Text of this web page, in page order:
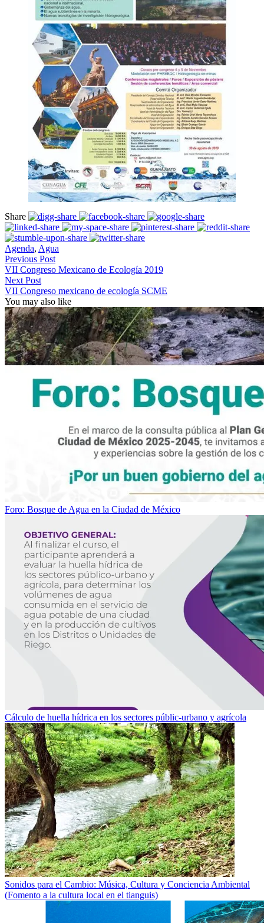
Share
Agenda, Agua
Previous Post
VII Congreso Mexicano de Ecología 2019
Next Post
VII Congreso mexicano de ecología SCME
You may also like
Foro: Bosque de Agua en la Ciudad de México
Cálculo de huella hídrica en los sectores públic-urbano y agrícola
Sonidos para el Cambio: Música, Cultura y Conciencia Ambiental
(Fomento a la cultura local en el tianguis)